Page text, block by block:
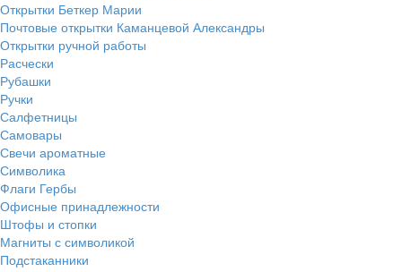
Открытки Беткер Марии
Почтовые открытки Каманцевой Александры
Открытки ручной работы
Расчески
Рубашки
Ручки
Салфетницы
Самовары
Свечи ароматные
Символика
Флаги Гербы
Офисные принадлежности
Штофы и стопки
Магниты с символикой
Подстаканники